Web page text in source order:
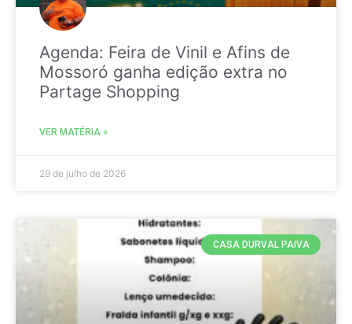
Agenda: Feira de Vinil e Afins de
Mossoró ganha edição extra no
Partage Shopping
VER MATÉRIA »
29 de julho de 2026
CASA DURVAL PAIVA